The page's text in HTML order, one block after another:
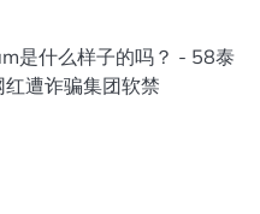
是什么样子的吗？ - 58泰
遭诈骗集团软禁